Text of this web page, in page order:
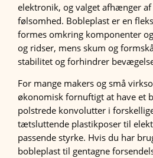
elektronik, og valget afhænger
følsomhed. Bobleplast er en
formes omkring komponenter
og ridser, mens skum og
stabilitet og forhindrer
For mange makers og små
økonomisk fornuftigt at have et
polstrede konvolutter i
tætsluttende plastikposer til
passende styrke. Hvis du har
bobleplast til gentagne